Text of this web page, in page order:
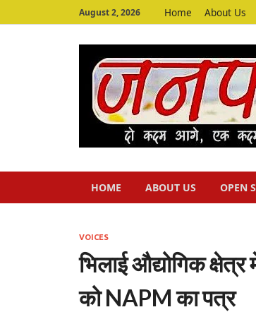
August 2, 2026 Home About Us
HOME ABOUT US OPEN
VOICES
भिलाई औद्योगिक
को NAPM का पत्र